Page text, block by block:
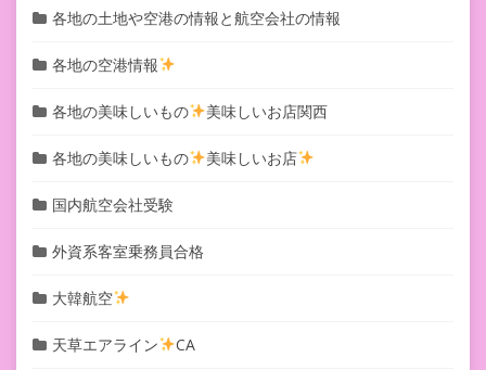
各地の土地や空港の情報と航空会社の情報
各地の空港情報
各地の美味しいもの 美味しいお店関西
各地の美味しいもの 美味しいお店
国内航空会社受験
外資系客室乗務員合格
大韓航空
天草エアライン CA